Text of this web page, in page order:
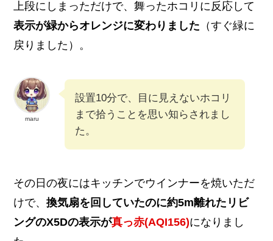
上段にしまっただけで、舞ったホコリに反応して
表示が緑からオレンジに変わりました （すぐ緑に
戻りました）。
maru
設置10分で、目に見えないホコリ
まで拾うことを思い知らされまし
た。
その日の夜にはキッチンでウインナーを焼いただ
けで、換気扇を回していたのに約5m離れたリビ
ングのX5Dの表示が真っ赤(AQI156)になりまし